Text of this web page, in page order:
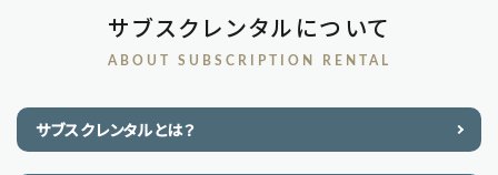
サブスクレンタルについて
ABOUT SUBSCRIPTION RENTAL
サブスクレンタルとは？